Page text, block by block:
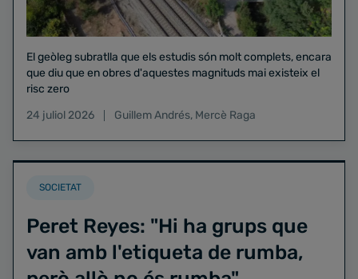
El geòleg subratlla que els estudis són molt complets, encara
que diu que en obres d'aquestes magnituds mai existeix el
risc zero
24 juliol 2026
Guillem Andrés, Mercè Raga
SOCIETAT
Peret Reyes: "Hi ha grups que
van amb l'etiqueta de rumba,